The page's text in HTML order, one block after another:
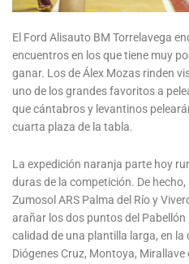
El Ford Alisauto BM Torrelavega
encuentros en los que tiene muy
ganar. Los de Álex Mozas rinden
uno de los grandes favoritos a
que cántabros y levantinos
cuarta plaza de la tabla.
La expedición naranja parte hoy
duras de la competición. De
Zumosol ARS Palma del Río y
arañar los dos puntos del
calidad de una plantilla larga, en
Diógenes Cruz, Montoya,